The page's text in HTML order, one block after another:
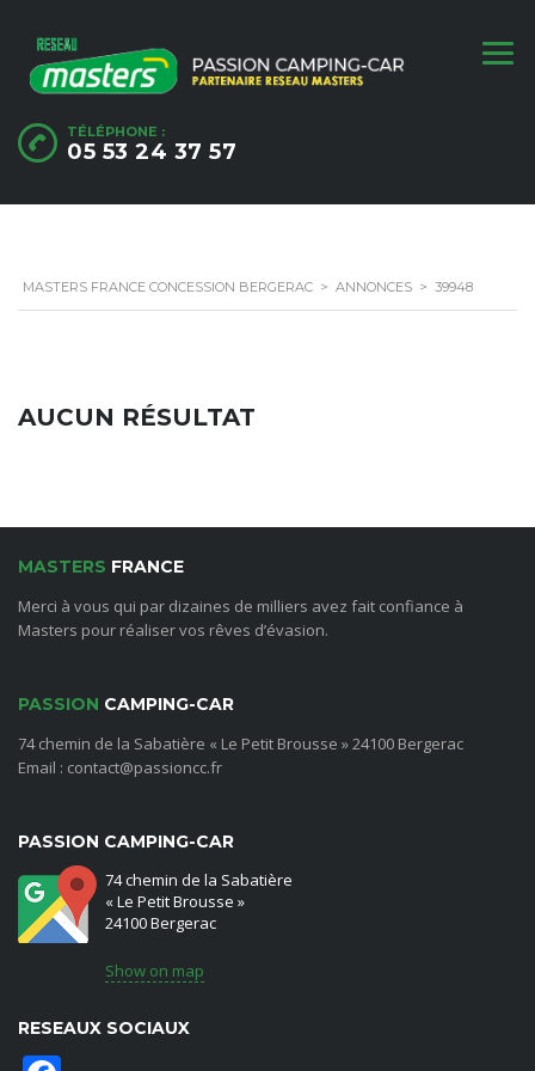
TÉLÉPHONE :
05 53 24 37 57
MASTERS FRANCE CONCESSION BERGERAC > ANNONCES > 39948
AUCUN RÉSULTAT
MASTERS FRANCE
Merci à vous qui par dizaines de milliers avez fait confiance à
Masters pour réaliser vos rêves d’évasion.
PASSION CAMPING-CAR
74 chemin de la Sabatière « Le Petit Brousse » 24100 Bergerac
Email : contact@passioncc.fr
PASSION CAMPING-CAR
74 chemin de la Sabatière
« Le Petit Brousse »
24100 Bergerac
Show on map
RESEAUX SOCIAUX